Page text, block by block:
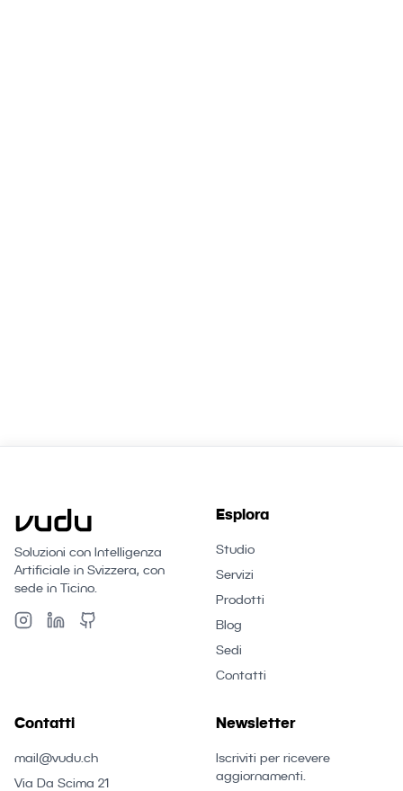
Soluzioni con Intelligenza
Artificiale in Svizzera, con
sede in Ticino.
Esplora
Studio
Servizi
Prodotti
Blog
Sedi
Contatti
Contatti
mail@vudu.ch
Via Da Scima 21
Newsletter
Iscriviti per ricevere
aggiornamenti.